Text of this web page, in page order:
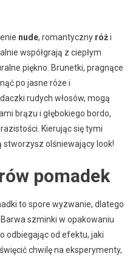
nude, romantyczny różi
współgrają z ciepłym
piękno. Brunetki, pragnące
po jasne róże i
rudych włosów, mogą
brązu i głębokiego bordo,
Kierując się tymi
olśniewający look!
pomadek
to spore wyzwanie, dlatego
szminki w opakowaniu
odbiegając od efektu, jaki
chwilę na eksperymenty,